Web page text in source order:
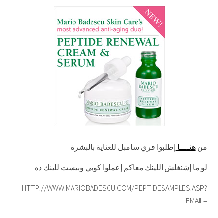
منهنــــا إطلبوا فري سامبل للعناية بالبشرة
لو ما إشتغلش اللينك معاكم إعملوا كوبي وبيست للينك ده
HTTP://WWW.MARIOBADESCU.COM/PEPTIDESAMPLES.ASP?
EMAIL=